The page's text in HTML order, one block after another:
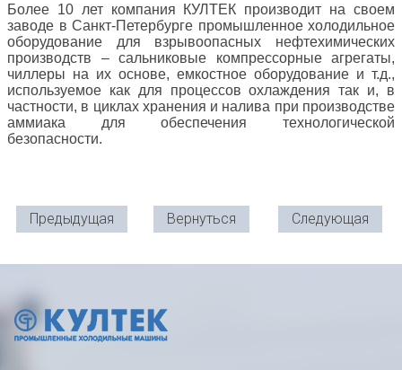
Более 10 лет компания КУЛТЕК производит на своем
заводе в Санкт-Петербурге промышленное холодильное
оборудование для взрывоопасных нефтехимических
производств – сальниковые компрессорные агрегаты,
чиллеры на их основе, емкостное оборудование и т.д.,
используемое как для процессов охлаждения так и, в
частности, в циклах хранения и налива при производстве
аммиака для обеспечения технологической
безопасности.
Предыдущая Вернуться Следующая